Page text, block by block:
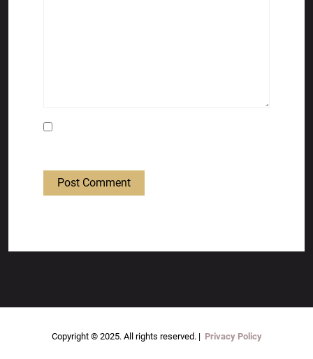
Post Comment
Copyright © 2025. All rights reserved. | Privacy Policy